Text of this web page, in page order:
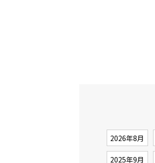
2026年8月
2025年9月